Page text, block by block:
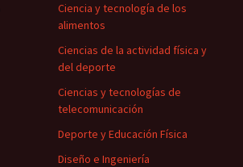
Ciencia y tecnología de los
alimentos
Ciencias de la actividad física y
del deporte
Ciencias y tecnologías de
telecomunicación
Deporte y Educación Física
Diseño e Ingeniería